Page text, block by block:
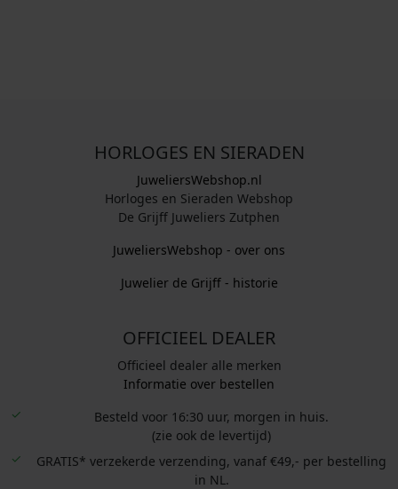
HORLOGES EN SIERADEN
JuweliersWebshop.nl
Horloges en Sieraden Webshop
De Grijff Juweliers Zutphen
JuweliersWebshop - over ons
Juwelier de Grijff - historie
OFFICIEEL DEALER
Officieel dealer alle merken
Informatie over bestellen
Besteld voor 16:30 uur, morgen in huis.
(zie ook de levertijd)
GRATIS* verzekerde verzending, vanaf €49,- per bestelling
in NL.